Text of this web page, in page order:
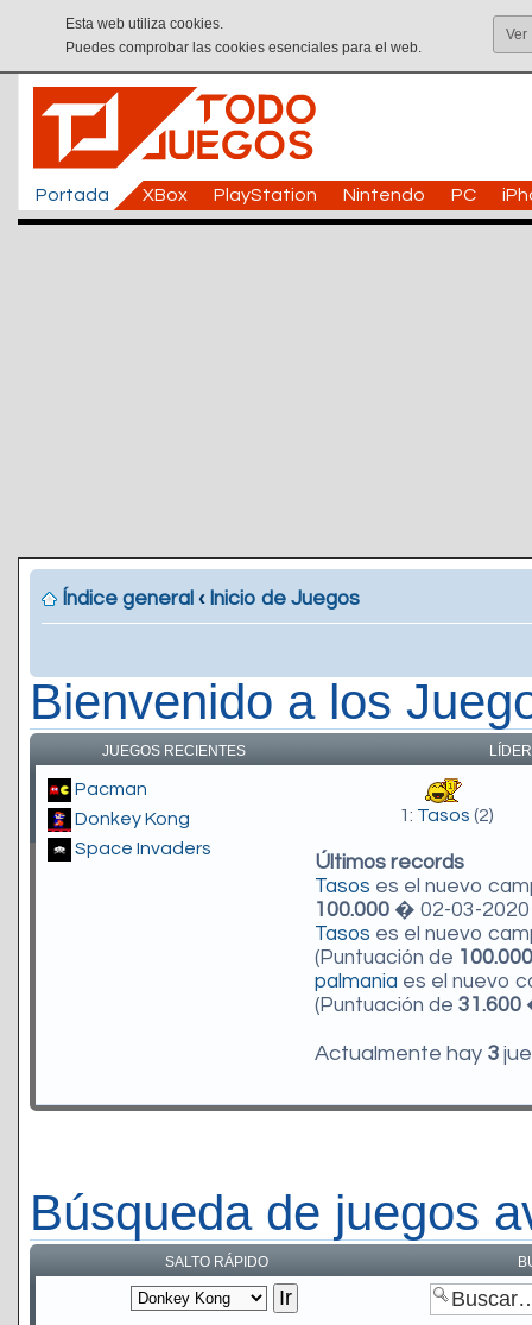
Esta web utiliza cookies.
Puedes comprobar las cookies esenciales para el web.
Ver
Portada XBox PlayStation Nintendo PC
Índice general ‹ Inicio de Juegos
Bienvenido a los
JUEGOS RECIENTES
Pacman
Donkey Kong
Space Invaders
1: Tasos (2)
Últimos records
Tasos es el nuevo
100.000 � 02-03-2020
Tasos es el nuevo
(Puntuación de 100.000
palmania es el nuevo
(Puntuación de 31.600
Actualmente hay 3
Búsqueda de juegos
SALTO RÁPIDO